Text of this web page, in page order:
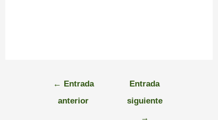
← Entrada
anterior
Entrada
siguiente
→